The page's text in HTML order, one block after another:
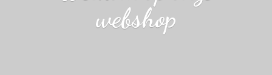
webshop